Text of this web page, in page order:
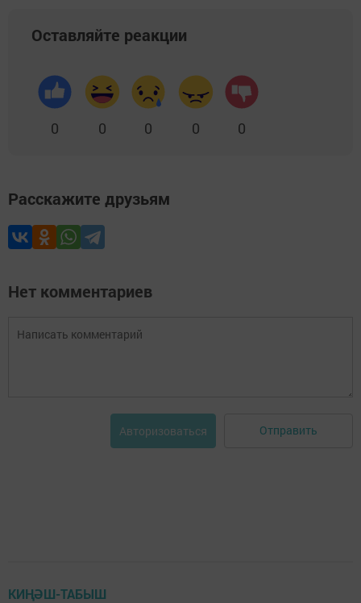
Оставляйте реакции
0 0 0 0 0
Расскажите друзьям
Нет комментариев
Авторизоваться Отправить
КИҢӘШ-ТАБЫШ